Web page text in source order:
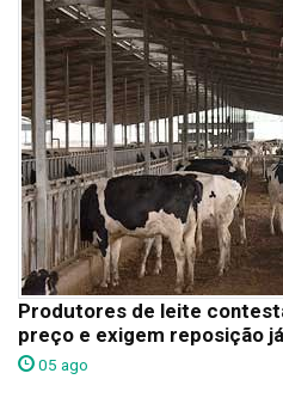
Produtores de leite
preço e exigem reposição
05 ago